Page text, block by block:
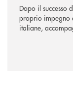
Dopo il
proprio impegno
italiane,